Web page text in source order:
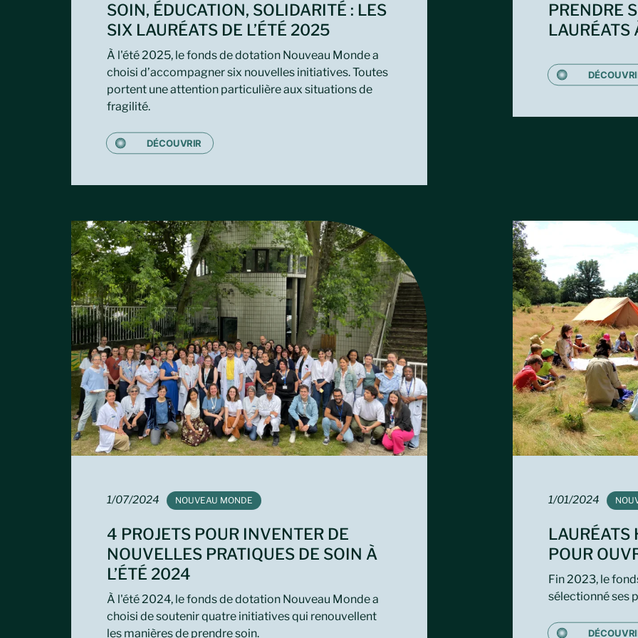
SOIN, ÉDUCATION, SOLIDARITÉ : LES
SIX LAURÉATS DE L’ÉTÉ 2025
À l'été 2025, le fonds de dotation Nouveau Monde a
choisi d’accompagner six nouvelles initiatives. Toutes
portent une attention particulière aux situations de
fragilité.
DÉCOUVRIR
PRENDRE
LAURÉATS
1/07/2024 TAG:
NOUVEAU MONDE
4 PROJETS POUR INVENTER DE
NOUVELLES PRATIQUES DE SOIN À
L’ÉTÉ 2024
À l'été 2024, le fonds de dotation Nouveau Monde a
choisi de soutenir quatre initiatives qui renouvellent
les manières de prendre soin.
1/01/2024 TAG:
LAURÉATS
POUR
Fin 2023, le
sélectionné ses